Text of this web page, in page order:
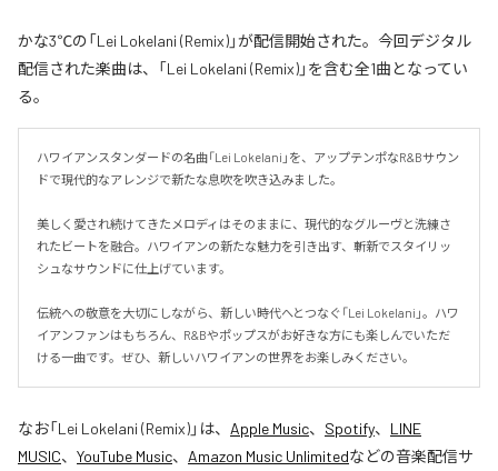
かな3℃の「Lei Lokelani (Remix)」が配信開始された。今回デジタル
配信された楽曲は、「Lei Lokelani (Remix)」を含む全1曲となってい
る。
ハワイアンスタンダードの名曲「Lei Lokelani」を、アップテンポなR&Bサウン
ドで現代的なアレンジで新たな息吹を吹き込みました。
美しく愛され続けてきたメロディはそのままに、現代的なグルーヴと洗練さ
れたビートを融合。ハワイアンの新たな魅力を引き出す、斬新でスタイリッ
シュなサウンドに仕上げています。
伝統への敬意を大切にしながら、新しい時代へとつなぐ「Lei Lokelani」。ハワ
イアンファンはもちろん、R&Bやポップスがお好きな方にも楽しんでいただ
ける一曲です。ぜひ、新しいハワイアンの世界をお楽しみください。
なお「Lei Lokelani (Remix)」は、 Apple Music、 Spotify、 LINE
MUSIC、 YouTube Music、 Amazon Music Unlimitedなどの音楽配信サ